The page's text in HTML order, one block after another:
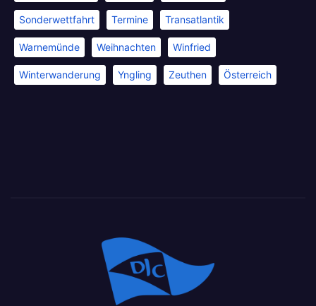
Sonderwettfahrt Termine Transatlantik
Warnemünde Weihnachten Winfried
Winterwanderung Yngling Zeuthen Österreich